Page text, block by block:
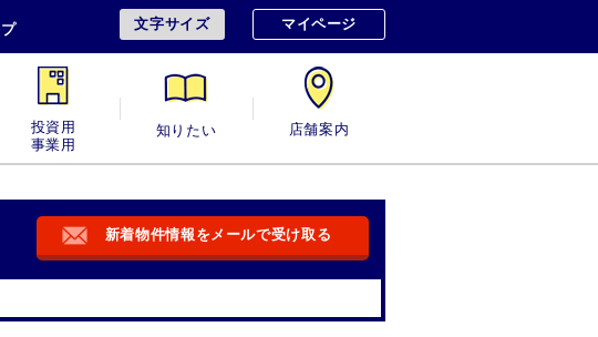
文字サイズ マイページ
投資用・事業用 知りたい 店舗案内
新着物件情報をメールで受け取る